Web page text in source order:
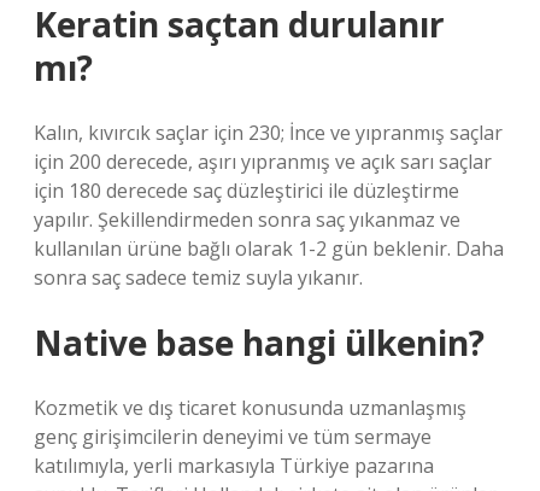
Keratin saçtan durulanır
mı?
Kalın, kıvırcık saçlar için 230; İnce ve yıpranmış saçlar
için 200 derecede, aşırı yıpranmış ve açık sarı saçlar
için 180 derecede saç düzleştirici ile düzleştirme
yapılır. Şekillendirmeden sonra saç yıkanmaz ve
kullanılan ürüne bağlı olarak 1-2 gün beklenir. Daha
sonra saç sadece temiz suyla yıkanır.
Native base hangi ülkenin?
Kozmetik ve dış ticaret konusunda uzmanlaşmış
genç girişimcilerin deneyimi ve tüm sermaye
katılımıyla, yerli markasıyla Türkiye pazarına